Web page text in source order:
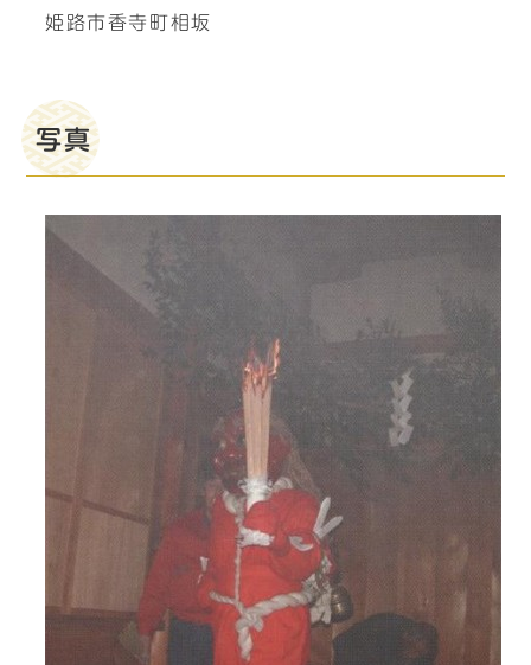
姫路市香寺町相坂
写真